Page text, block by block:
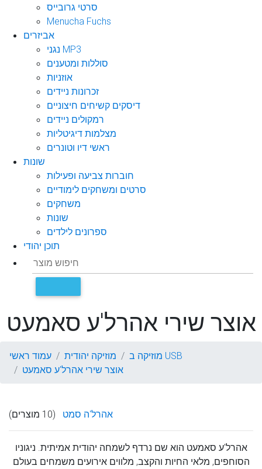
סרטי גרובייס
Menucha Fuchs
אביזרים
נגני MP3
סוללות ומטענים
אוזניות
זכרונות ניידים
דיסקים קשיחים חיצוניים
רמקולים ניידים
מצלמות דיגיטליות
ראשי דיו וטונרים
שונות
חוברות צביעה ופעילות
סרטים ומשחקים לימודיים
משחקים
שונות
ספרונים לילדים
תוכן יהודי
אוצר שירי אהרל'ע סאמעט
עמוד ראשי מוזיקה יהודית
מוזיקה ב USB
אוצר שירי אהרל'ע סאמעט
אהרל'ה סמט (10 מוצרים)
אהרל'ע סאמעט הוא שם נרדף לשמחה יהודית אמיתית. ניגוניו
הסוחפים, מלאי החיות והקצב, מלווים אירועים משמחים בעולם